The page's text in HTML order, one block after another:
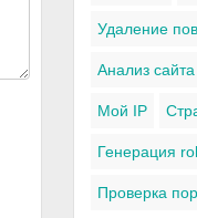
Удаление
Анализ сайта
Мой IP
Генерация
Проверка